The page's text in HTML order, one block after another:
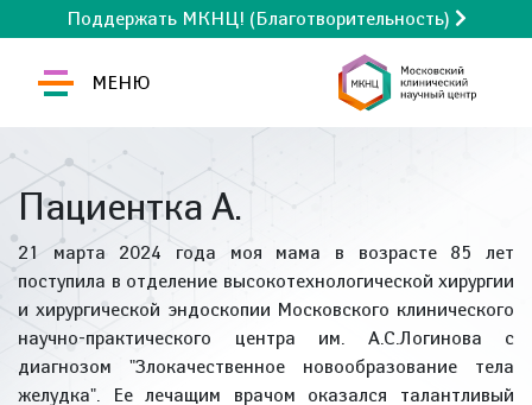
Поддержать МКНЦ! (Благотворительность)
МЕНЮ
Пациентка А.
21 марта 2024 года моя мама в возрасте 85 лет
поступила в отделение высокотехнологической хирургии
и хирургической эндоскопии Московского клинического
научно-практического центра им. А.С.Логинова с
диагнозом "Злокачественное новообразование тела
желудка". Ее лечащим врачом оказался талантливый